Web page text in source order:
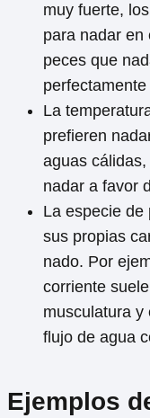
muy fuerte,
para nadar en
peces que
La
prefieren
aguas
nadar a favor
La especie de
sus propias
nado. Por
corriente
musculatura y
flujo de agua
Ejemplos